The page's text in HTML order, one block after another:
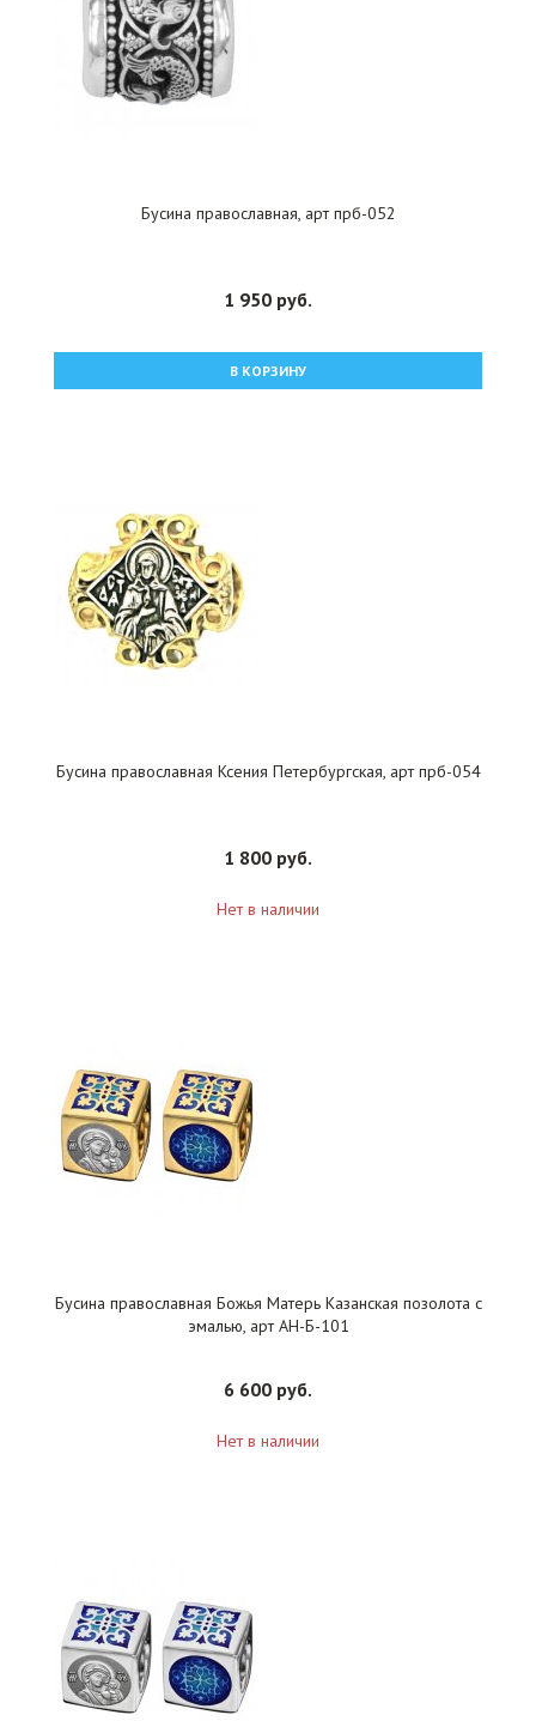
Бусина православная, арт прб-052
1 950 руб.
В КОРЗИНУ
Бусина православная Ксения Петербургская, арт прб-054
1 800 руб.
Нет в наличии
Бусина православная Божья Матерь Казанская позолота с
эмалью, арт АН-Б-101
6 600 руб.
Нет в наличии